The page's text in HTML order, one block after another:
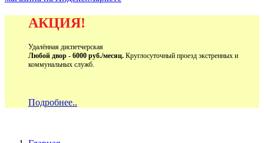
АКЦИЯ!
Удалённая диспетчерская
Любой двор - 6000 руб./месяц. Круглосуточный проезд экстренных и
коммунальных служб.
Подробнее..